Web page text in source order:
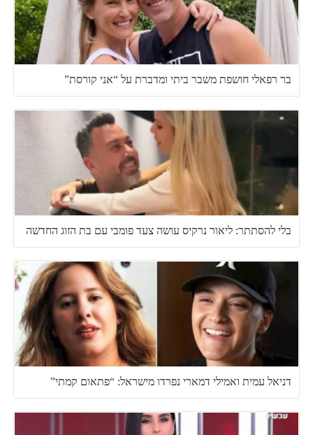
בר רפאלי חושפת משבר ביתי ומדברת על “אני קורסת”
בלי להסתתר: ליאור נרקיס עושה צעד פומבי עם בת הזוג החדשה
דניאל עמית ואמילי דמארי נפרדו מישראל: “פתאום קמתי”